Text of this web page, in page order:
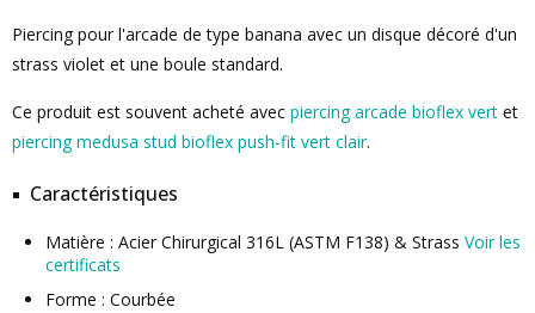
Piercing pour l'arcade de type banana avec un disque décoré d'un
strass violet et une boule standard.
Ce produit est souvent acheté avec piercing arcade bioflex vert et
piercing medusa stud bioflex push-fit vert clair.
Caractéristiques
Matière : Acier Chirurgical 316L (ASTM F138) & Strass Voir les
certificats
Forme : Courbée